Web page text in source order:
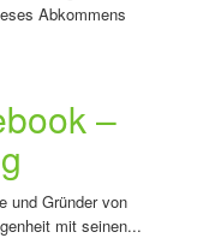
Abkommens
–
und Gründer von
mit seinen...